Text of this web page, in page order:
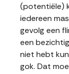
(potentiële)
iedereen
gevolg een
een
niet hebt
gok. Dat